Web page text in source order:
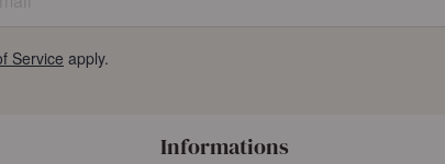
Service apply.
Informations